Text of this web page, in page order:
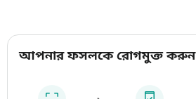
আপনার ফসলকে রোগমুক্ত করুন